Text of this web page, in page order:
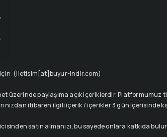
için: (iletisim[at]buyur-indir.com)
paylaşıma açık içeriklerdir. Platformumuz
itibaren ilgili içerik / içerikler 3 gün içerisinde
satın almanızı, bu sayede onlara katkıda